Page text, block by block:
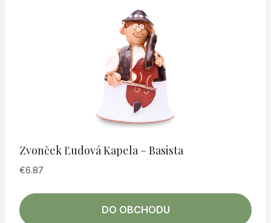
Zvonček Ľudová Kapela – Basista
€6.87
DO OBCHODU